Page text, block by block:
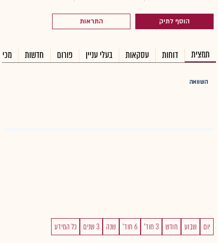
הוסף לתיק התראות
תמצית דוחות עסקאות בעלי עניין פורום חדשות
השוואה
יום שבוע חודש 3 חוד' 6 חוד' שנה 3 שנים כל המידע